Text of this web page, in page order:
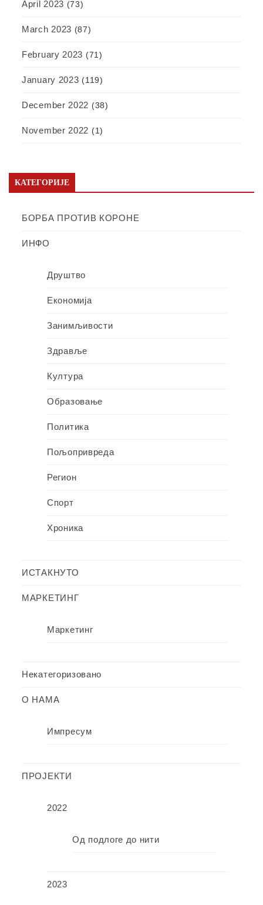
April 2023 (73)
March 2023 (87)
February 2023 (71)
January 2023 (119)
December 2022 (38)
November 2022 (1)
КАТЕГОРИЈЕ
БОРБА ПРОТИВ КОРОНЕ
ИНФО
Друштво
Економија
Занимљивости
Здравље
Култура
Образовање
Политика
Пољопривреда
Регион
Спорт
Хроника
ИСТАКНУТО
МАРКЕТИНГ
Маркетинг
Некатегоризовано
О НАМА
Импресум
ПРОЈЕКТИ
2022
Од подлоге до нити
2023